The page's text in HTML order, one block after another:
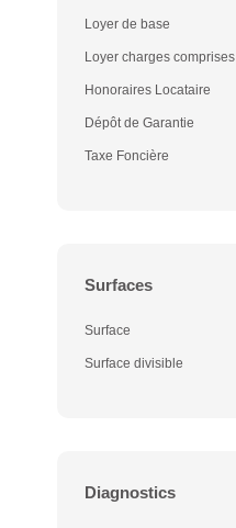
Loyer de base
Loyer charges comprises
Honoraires Locataire
Dépôt de Garantie
Taxe Foncière
Surfaces
Surface
Surface divisible
Diagnostics